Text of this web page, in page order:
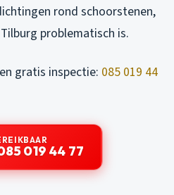
rond schoorstenen,
problematisch is.
gratis inspectie: 085 019 44
019 44 77